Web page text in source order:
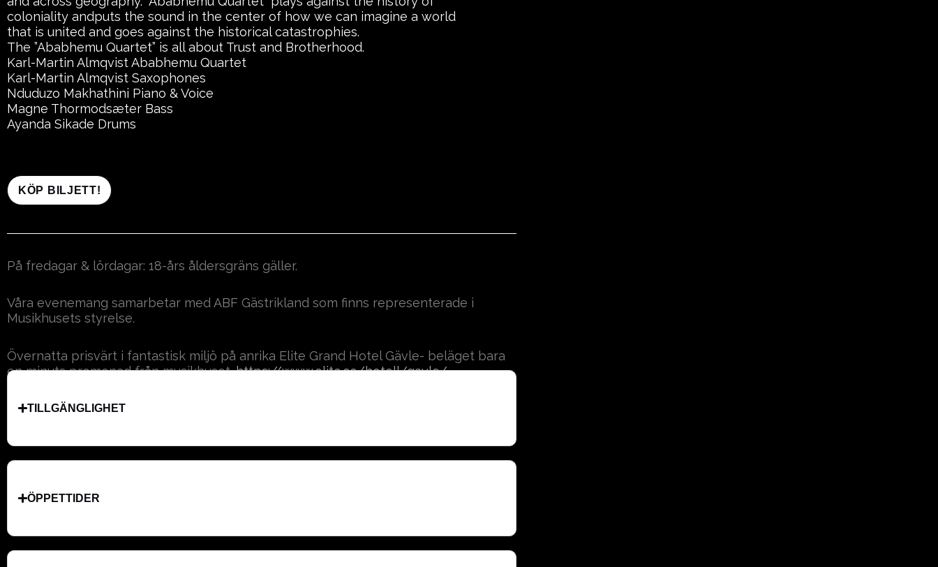
coloniality andputs the sound in the center of how we can imagine a world
that is united and goes against the historical catastrophies.
The ”Ababhemu Quartet” is all about Trust and Brotherhood.
Karl-Martin Almqvist Ababhemu Quartet
Karl-Martin Almqvist Saxophones
Nduduzo Makhathini Piano & Voice
Magne Thormodsæter Bass
Ayanda Sikade Drums
KÖP BILJETT!
På fredagar & lördagar: 18-års åldersgräns gäller.
Våra evenemang samarbetar med ABF Gästrikland som finns representerade i
Musikhusets styrelse.
Övernatta prisvärt i fantastisk miljö på anrika Elite Grand Hotel Gävle- beläget bara
en minuts promenad från musikhuset.https://www.elite.se/hotell/gavle/
TILLGÄNGLIGHET
ÖPPETTIDER